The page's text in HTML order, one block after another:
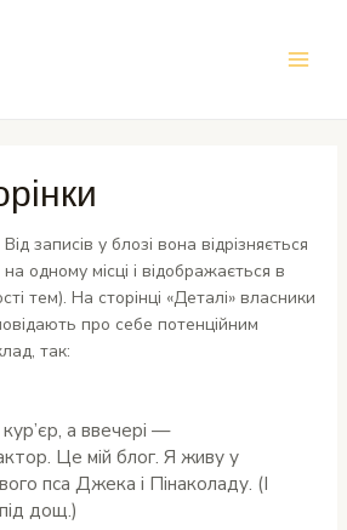
записів у блозі вона відрізняється
одному місці і відображається в
тем). На сторінці «Деталі» власники
про себе потенційним
так:
а ввечері —
Це мій блог. Я живу у
пса Джека і Пінаколаду. (І
дощ.)